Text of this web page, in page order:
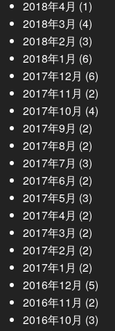
2018年4月 (1)
2018年3月 (4)
2018年2月 (3)
2018年1月 (6)
2017年12月 (6)
2017年11月 (2)
2017年10月 (4)
2017年9月 (2)
2017年8月 (2)
2017年7月 (3)
2017年6月 (2)
2017年5月 (3)
2017年4月 (2)
2017年3月 (2)
2017年2月 (2)
2017年1月 (2)
2016年12月 (5)
2016年11月 (2)
2016年10月 (3)